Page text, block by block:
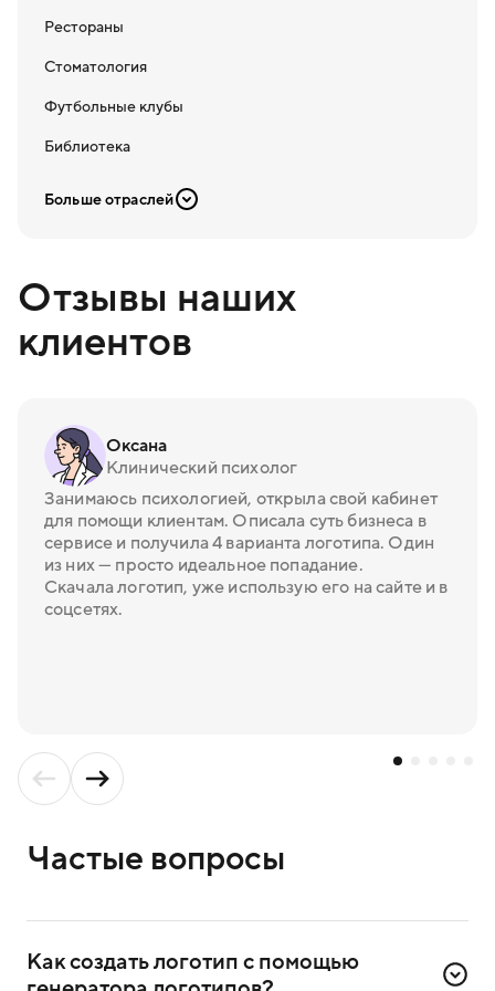
Рестораны
Стоматология
Футбольные клубы
Библиотека
Больше отраслей
Отзывы наших
клиентов
Оксана
Клинический психолог
Занимаюсь психологией, открыла свой кабинет
для помощи клиентам. Описала суть бизнеса в
сервисе и получила 4 варианта логотипа. Один
из них — просто идеальное попадание.
Скачала логотип, уже использую его на сайте и в
соцсетях.
Частые вопросы
Как создать логотип с помощью